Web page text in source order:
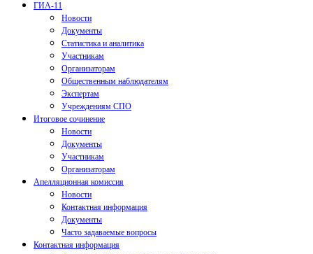
ГИА-11
Новости
Документы
Статистика и аналитика
Участникам
Организаторам
Общественным наблюдателям
Экспертам
Учреждениям СПО
Итоговое сочинение
Новости
Документы
Участникам
Организаторам
Апелляционная комиссия
Новости
Контактная информация
Документы
Часто задаваемые вопросы
Контактная информация